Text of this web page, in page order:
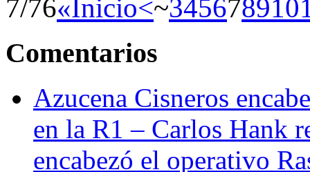
7/76«Inicio<~345678910
Comentarios
Azucena Cisneros
en la R1 – Carlos Hank
encabezó el operativo